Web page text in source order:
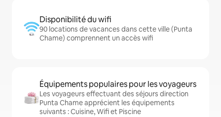
Disponibilité du wifi
90 locations de vacances dans cette ville (Punta
Chame) comprennent un accès wifi
Équipements populaires pour les voyageurs
Les voyageurs effectuant des séjours direction
Punta Chame apprécient les équipements
suivants : Cuisine, Wifi et Piscine